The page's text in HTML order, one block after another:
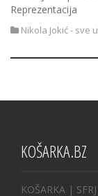
Reprezentacija
Nikola Jokić - sve
KOŠARKA.BZ
KOŠARKA | SFRJ